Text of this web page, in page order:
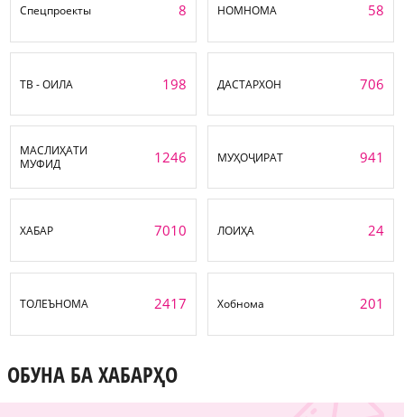
Спецпроекты 8 НОМНОМА 58
ТВ - ОИЛА 198 ДАСТАРХОН 706
МАСЛИҲАТИ
МУФИД
1246 МУҲОҶИРАТ 941
ХАБАР 7010 ЛОИҲА 24
ТОЛЕЪНОМА 2417 Хобнома 201
ОБУНА БА ХАБАРҲО